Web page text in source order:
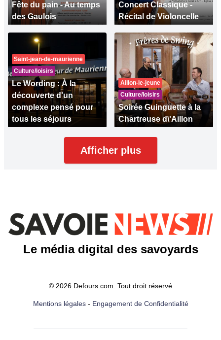
Fête du pain - Au temps
des Gaulois
Concert Classique -
Récital de Violoncelle
Saint-jean-de-maurienne
Culture/loisirs
Le Wording : À la
découverte d'un
complexe pensé pour
tous les séjours
Aillon-le-jeune
Culture/loisirs
Soirée Guinguette à la
Chartreuse d\'Aillon
Afficher plus
Le média digital des savoyards
© 2026 Defours.com. Tout droit réservé
Mentions légales- Engagement de Confidentialité